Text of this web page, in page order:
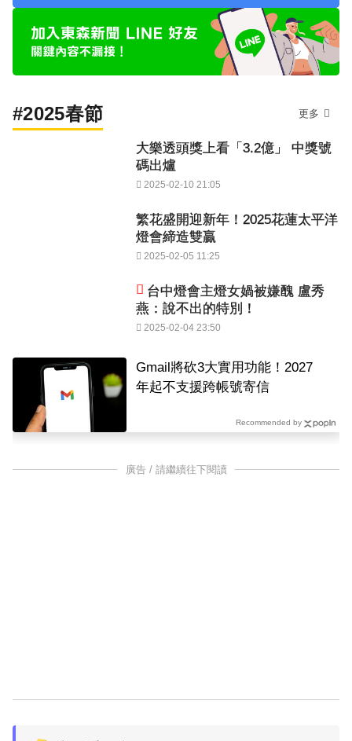
#2025春節 更多
大樂透頭獎上看「3.2億」 中獎號
碼出爐
2025-02-10 21:05
繁花盛開迎新年！2025花蓮太平洋
燈會締造雙贏
2025-02-05 11:25
台中燈會主燈女媧被嫌醜 盧秀
燕：說不出的特別！
2025-02-04 23:50
Gmail將砍3大實用功能！2027
年起不支援跨帳號寄信
Recommended by
廣告 / 請繼續往下閱讀